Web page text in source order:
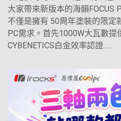
大家帶來新版本的海韻FOCUS
不僅是擁有 50周年塗裝的限定
PC需求。首先1000W大瓦數
CYBENETICS白金效率認證......